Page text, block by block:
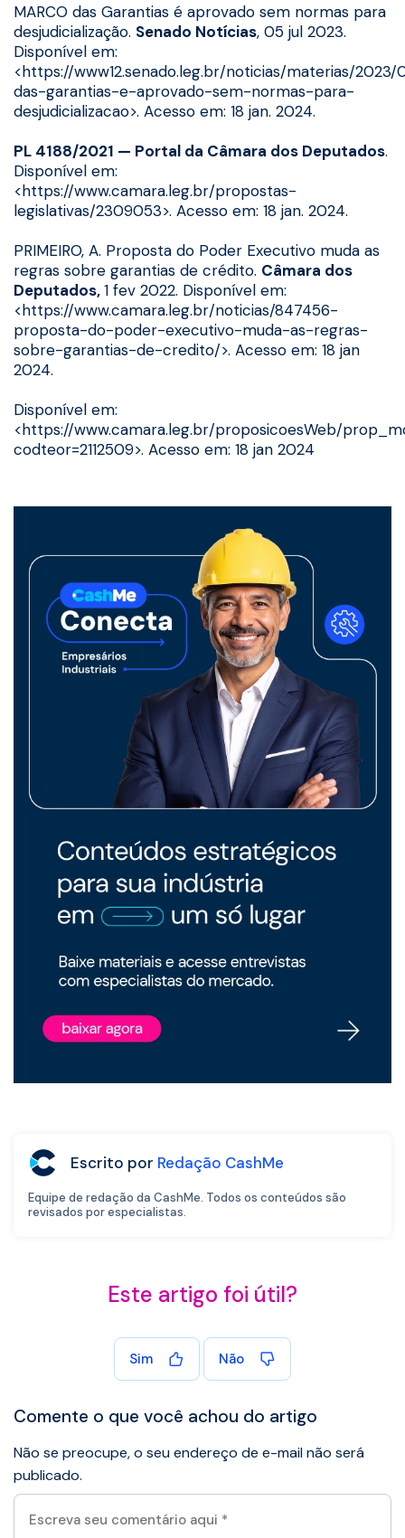
Escrito por Redação CashMe
Equipe de redação da CashMe. Todos os conteúdos são
revisados por especialistas.
MARCO das Garantias é aprovado sem normas para
desjudicialização. Senado Notícias, 05 jul 2023.
Disponível em:
<https://www12.senado.leg.br/noticias/materias/
das-garantias-e-aprovado-sem-normas-para-
desjudicializacao>. Acesso em: 18 jan. 2024.
PL 4188/2021 — Portal da Câmara dos Deputados.
Disponível em:
<https://www.camara.leg.br/propostas-
legislativas/2309053>. Acesso em: 18 jan. 2024.
PRIMEIRO, A. Proposta do Poder Executivo muda as
regras sobre garantias de crédito. Câmara dos
Deputados,1 fev 2022. Disponível em:
<https://www.camara.leg.br/noticias/847456-
proposta-do-poder-executivo-muda-as-regras-
sobre-garantias-de-credito/>. Acesso em: 18 jan
2024.
Disponível em:
<https://www.camara.leg.br/proposicoesWeb/
codteor=2112509>. Acesso em: 18 jan 2024
Este artigo foi útil?
Sim Não
Comente o que você achou do artigo
Não se preocupe, o seu endereço de e-mail não será
publicado.
Escreva
seu